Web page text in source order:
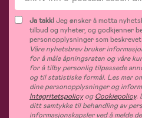
Ja takk!Jeg ønsker å motta
tilbud og nyheter, og godkjenner
personopplysninger som
Våre nyhetsbrev bruker
for å måle åpningsraten og våre
for å tilby personlig tilpassede
og til statistiske formål. Les mer
dine personopplysninger og
IntegritetspolicyogCookiepolicy.
ditt samtykke til behandling av
informasjonskapsler ved å melde